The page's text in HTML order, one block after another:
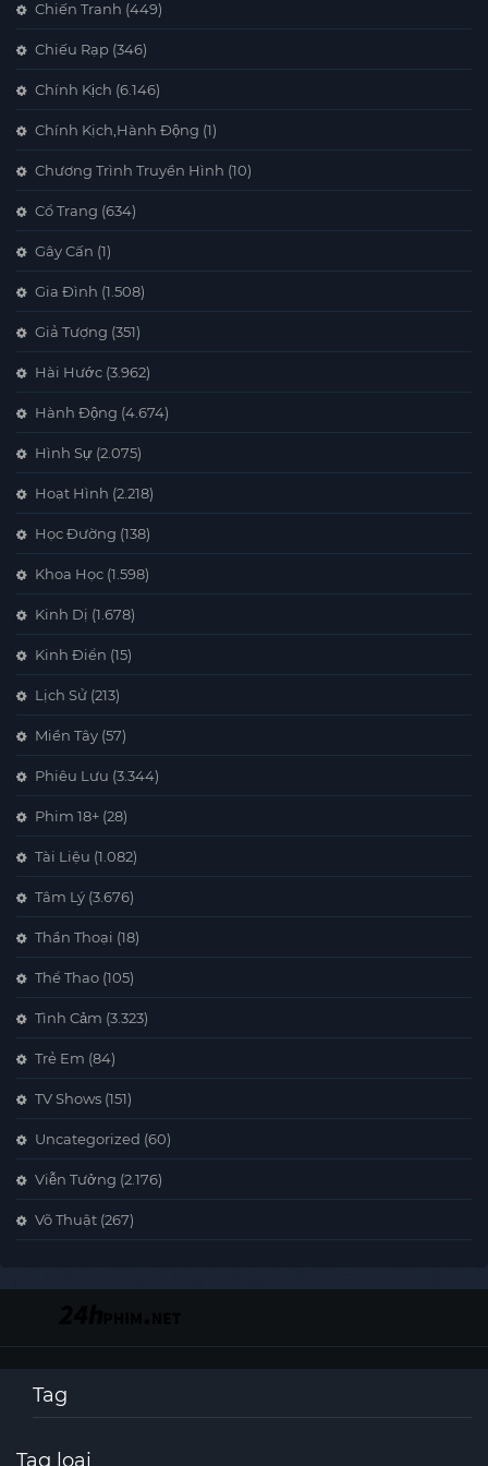
thuẫn trước kia, cuối cùng giải mã được ẩn số.
Chiến Tranh (449)
Chiếu Rạp (346)
Chính Kịch (6.146)
Chính Kịch,Hành Động (1)
Chương Trình Truyền Hình (10)
Cổ Trang (634)
Gây Cấn (1)
Gia Đình (1.508)
Giả Tượng (351)
Hài Hước (3.962)
Hành Động (4.674)
Hình Sự (2.075)
Hoạt Hình (2.218)
Học Đường (138)
Khoa Học (1.598)
Kinh Dị (1.678)
Kinh Điển (15)
Lịch Sử (213)
Miền Tây (57)
Phiêu Lưu (3.344)
Phim 18+ (28)
Tài Liệu (1.082)
Tâm Lý (3.676)
Thần Thoại (18)
Thể Thao (105)
Tình Cảm (3.323)
Trẻ Em (84)
TV Shows (151)
Uncategorized (60)
Viễn Tưởng (2.176)
Võ Thuật (267)
Tag
Tag loại